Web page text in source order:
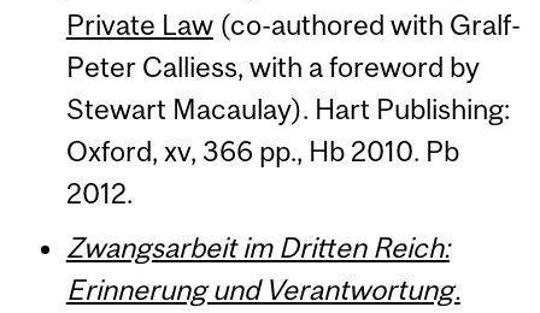
Private Law(co-authored with Gralf-
Peter Calliess, with a foreword by
Stewart Macaulay). Hart Publishing:
Oxford, xv, 366 pp., Hb 2010. Pb
2012.
Zwangsarbeit im Dritten Reich:
Erinnerung und Verantwortung.